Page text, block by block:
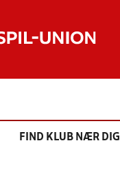
FIND KLUB NÆR DIG